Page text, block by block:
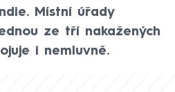
Místní úřady
ze tří nakažených
i nemluvně.